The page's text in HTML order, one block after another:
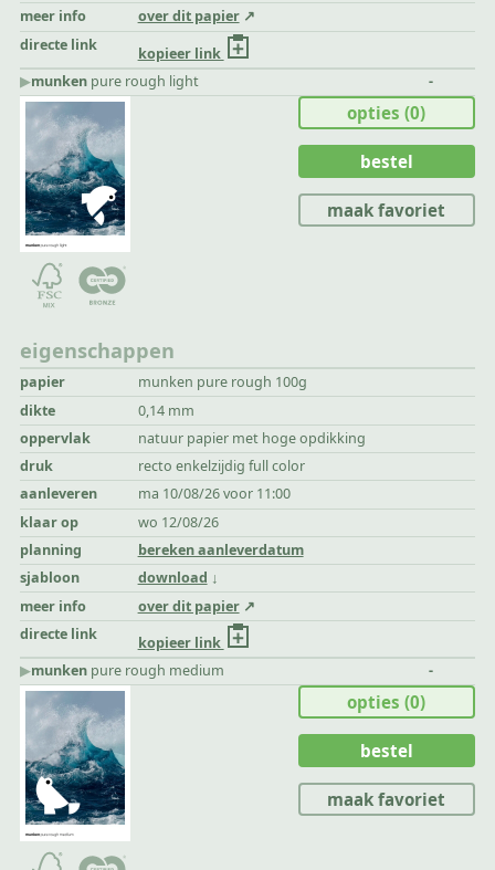
meer info
over dit papier
directe link
kopieer link
▶︎munken pure rough light -
eigenschappen
papier
munken pure rough 100g
dikte
0,14 mm
oppervlak
natuur papier met hoge opdikking
druk
recto enkelzijdig full color
aanleveren
ma 10/08/26 voor 11:00
klaar op
wo 12/08/26
planning
bereken aanleverdatum
sjabloon
download
meer info
over dit papier
directe link
kopieer link
opties(0)
bestel
maak favoriet
▶︎munken pure rough medium -
opties(0)
bestel
maak favoriet